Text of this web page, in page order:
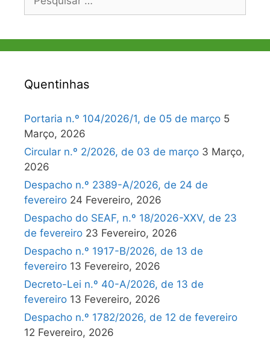
Quentinhas
Portaria n.º 104/2026/1, de 05 de março 5
Março, 2026
Circular n.º 2/2026, de 03 de março 3 Março,
2026
Despacho n.º 2389-A/2026, de 24 de
fevereiro 24 Fevereiro, 2026
Despacho do SEAF, n.º 18/2026-XXV, de 23
de fevereiro 23 Fevereiro, 2026
Despacho n.º 1917-B/2026, de 13 de
fevereiro 13 Fevereiro, 2026
Decreto-Lei n.º 40-A/2026, de 13 de
fevereiro 13 Fevereiro, 2026
Despacho n.º 1782/2026, de 12 de fevereiro
12 Fevereiro, 2026